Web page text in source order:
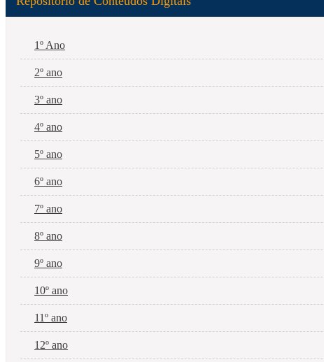
1º Ano
2º ano
3º ano
4º ano
5º ano
6º ano
7º ano
8º ano
9º ano
10º ano
11º ano
12º ano